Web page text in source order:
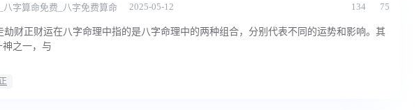
八字算命免费_八字免费算命 2025-05-12 134 75
劫财正财运在八字命理中指的是八字命理中的两种组合，分别代表不同的运势和影响。其
神之一，与